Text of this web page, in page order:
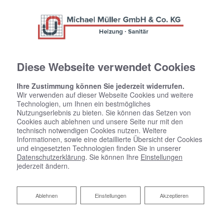
Datenschutzerklärung
Wir bedanken uns für Ihren Besuch bei Michael Müller Gas
Wasser Heizung GmbH & Co. KG. Der sichere Umgang mit
Ihren Daten ist uns besonders wichtig. Wir möchten Sie
daher hiermit ausführlich über die Verwendung Ihrer Daten
bei dem Besuch unseres Webauftritts informieren.
1 Begriffsbestimmungen
Diese Webseite verwendet Cookies
Ihre Zustimmung können Sie jederzeit widerrufen.
Wir verwenden auf dieser Webseite Cookies und weitere
Technologien, um Ihnen ein bestmögliches
Nutzungserlebnis zu bieten. Sie können das Setzen von
Cookies auch ablehnen und unsere Seite nur mit den
technisch notwendigen Cookies nutzen. Weitere
Informationen, sowie eine detaillierte Übersicht der Cookies
und eingesetzten Technologien finden Sie in unserer
Datenschutzerklärung. Sie können Ihre Einstellungen
jederzeit ändern.
Akzeptieren
Einstellungen
Ablehnen
Ablehnen